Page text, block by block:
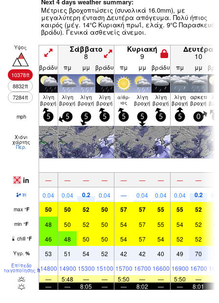
Μέτριες βροχοπτώσεις (συνολικά 16.0mm), με
μεγαλύτερη ένταση Δευτέρα απόγευμα. Πολύ ήπιος
καιρός (μέγ. 14°C Κυριακή πρωΐ, ελάχ. 9°C Παρασκευή
βράδυ). Γενικά ασθενείς άνεμοι.
Υψος
10378ft
8832ft
7284ft
Σάββατο
8
Κυριακή
9
Δευτέρα
10
βράδυ πμ μμ βράδυ πμ μμ βράδυ πμ μμ
λίγη
βροχή
λίγη
βροχή
λίγη
βροχή
λίγη
βροχή
αίθρ­
ιος
λίγη
βροχή
λίγη
βροχή
λίγη
βροχή
αρκετή
βροχή
mph 5 5 5 5 5 5 5 5 0
Χιόνι
χάρτης
Περ.
in — — — — — — — — —
in 0.04 0.04 0.2 0.04 — 0.04 0.04 0.04 0.2
max °F 50 50 52 50 57 57 55 55 52
min °F 48 50 52 50 54 57 55 54 52
chill °F 46 48 50 50 54 57 54 52 52
Υγρ. % 53 51 54 52 42 42 40 49 70
Επίπεδο
παγοποίησης ft14800 14900 15300 15100 15700 16700 16600 16900 16700
—
5:48 — — 5:50 — — 5:50 —
—
— 8:05 — — 8:02 — — 8:01